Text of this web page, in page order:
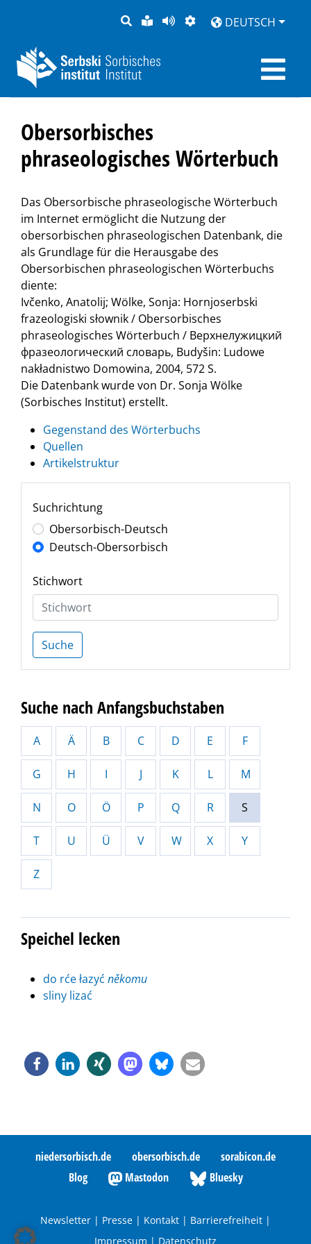
SUCHELEICHTE
SPRACHE
SEITEDARSTELLUNG
DEUTSCH
Obersorbisches
phraseologisches Wörterbuch
Das Obersorbische phraseologische Wörterbuch
im Internet ermöglicht die Nutzung der
obersorbischen phraseologischen Datenbank, die
als Grundlage für die Herausgabe des
Obersorbischen phraseologischen Wörterbuchs
diente:
Ivčenko, Anatolij; Wölke, Sonja: Hornjoserbski
frazeologiski słownik / Obersorbisches
phraseologisches Wörterbuch / Верхнелужицкий
фразеологический словарь, Budyšin: Ludowe
nakładnistwo Domowina, 2004, 572 S.
Die Datenbank wurde von Dr. Sonja Wölke
(Sorbisches Institut) erstellt.
Gegenstand des Wörterbuchs
Quellen
Artikelstruktur
Suchrichtung
Obersorbisch-Deutsch
Deutsch-Obersorbisch
Stichwort
Suche
Suche nach Anfangsbuchstaben
A Ä B C D E F
G H I J K L M
N O Ö P Q R S
T U Ü V W X Y
Z
Speichel lecken
do rće łazyć někomu
sliny lizać
niedersorbisch.de obersorbisch.de
sorabicon.de
Blog
Mastodon Bluesky
Newsletter | Presse | Kontakt | Barrierefreiheit |
Impressum | Datenschutz